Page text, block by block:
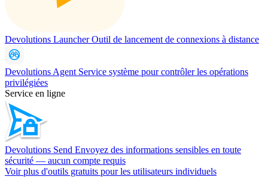
Devolutions LauncherOutil de lancement de connexions à distance
Devolutions Agent Service système pour contrôler les opérations
privilégiées
Service en ligne
Devolutions Send Envoyez des informations sensibles en toute
sécurité — aucun compte requis
Voir plus d'outils gratuits pour les utilisateurs individuels